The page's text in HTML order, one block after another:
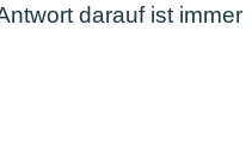
darauf ist immer